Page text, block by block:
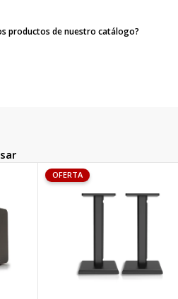
llevarlo contigo a todas partes.
productos de nuestro catálogo?
OFERTA